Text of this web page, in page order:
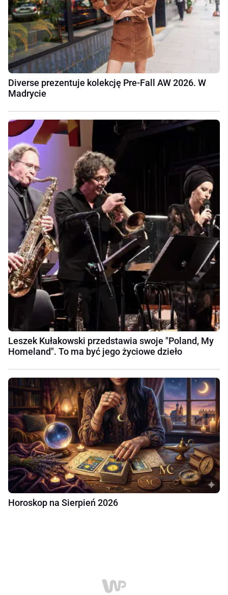
Diverse prezentuje kolekcję Pre-Fall AW 2026. W
Madrycie
Leszek Kułakowski przedstawia swoje "Poland, My
Homeland". To ma być jego życiowe dzieło
Horoskop na Sierpień 2026